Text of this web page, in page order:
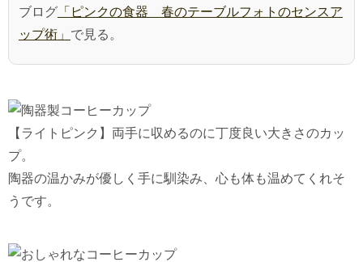
ブログ 「ピンクの食器 春のテーブルフォトのセンスア
ップ術」 で見る。
【ライトピンク】両手に収めるのに丁度良い大きさのカッ
プ。
陶器の温かみが優しく手に馴染み、心も体も温めてくれそ
うです。